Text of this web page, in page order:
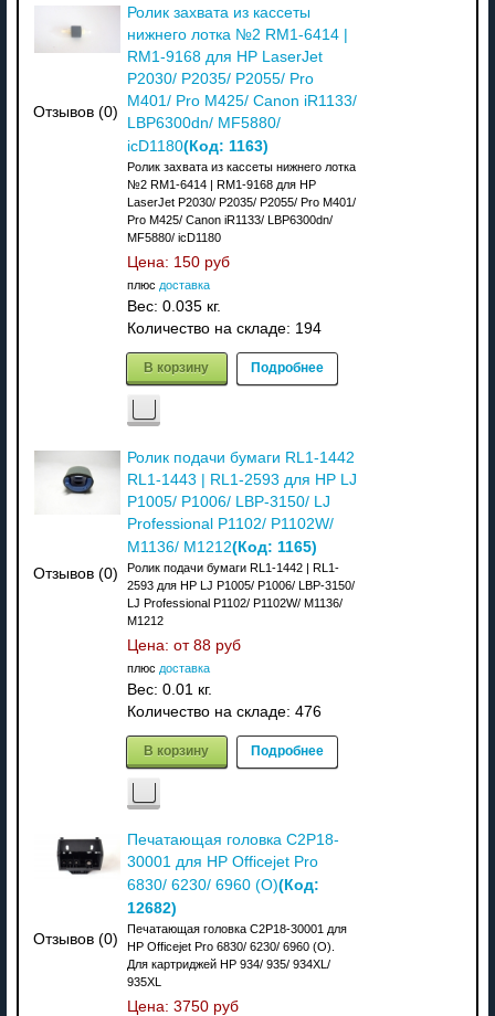
Отзывов (0)
Ролик захвата из кассеты
нижнего лотка №2 RM1-6414 |
RM1-9168 для HP LaserJet
P2030/ P2035/ P2055/ Pro
M401/ Pro M425/ Canon iR1133/
LBP6300dn/ MF5880/
icD1180(Код: 1163)
Ролик захвата из кассеты нижнего лотка
№2 RM1-6414 | RM1-9168 для HP
LaserJet P2030/ P2035/ P2055/ Pro M401/
Pro M425/ Canon iR1133/ LBP6300dn/
MF5880/ icD1180
Цена: 150 руб
плюс доставка
Вес: 0.035 кг.
Количество на складе: 194
В корзину Подробнее
Отзывов (0)
Ролик подачи бумаги RL1-1442
RL1-1443 | RL1-2593 для HP LJ
P1005/ P1006/ LBP-3150/ LJ
Professional P1102/ P1102W/
M1136/ M1212(Код: 1165)
Ролик подачи бумаги RL1-1442 | RL1-
2593 для HP LJ P1005/ P1006/ LBP-3150/
LJ Professional P1102/ P1102W/ M1136/
M1212
Цена: от 88 руб
плюс доставка
Вес: 0.01 кг.
Количество на складе: 476
В корзину Подробнее
Отзывов (0)
Печатающая головка C2P18-
30001 для HP Officejet Pro
6830/ 6230/ 6960 (O)(Код:
12682)
Печатающая головка C2P18-30001 для
HP Officejet Pro 6830/ 6230/ 6960 (O).
Для картриджей HP 934/ 935/ 934XL/
935XL
Цена: 3750 руб